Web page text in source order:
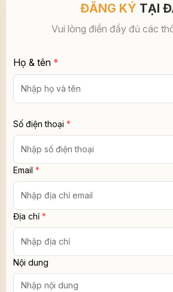
ĐĂNG KÝ TẠI
Vui lòng điền đầy đủ các
Họ & tên *
Số điện thoại *
Email *
Địa chỉ *
Nội dung